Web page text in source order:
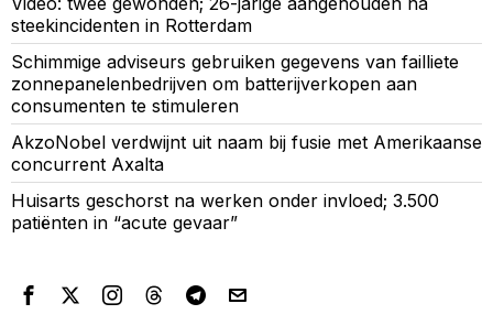
steekincidenten in Rotterdam
Schimmige adviseurs gebruiken gegevens van failliete
zonnepanelenbedrijven om batterijverkopen aan
consumenten te stimuleren
AkzoNobel verdwijnt uit naam bij fusie met Amerikaanse
concurrent Axalta
Huisarts geschorst na werken onder invloed; 3.500
patiënten in “acute gevaar”